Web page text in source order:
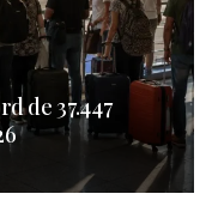
de 37.447